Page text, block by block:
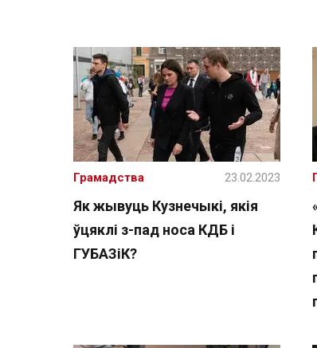
Як жывуць Кузнечыкі, якія
ўцяклі з-пад носа КДБ і
ГУБАЗіК?
Грамадства 23.02.2023